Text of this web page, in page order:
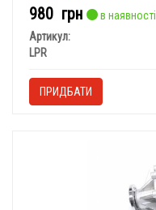
980 грн
в наявності
Артикул:
LPR
ПРИДБАТИ